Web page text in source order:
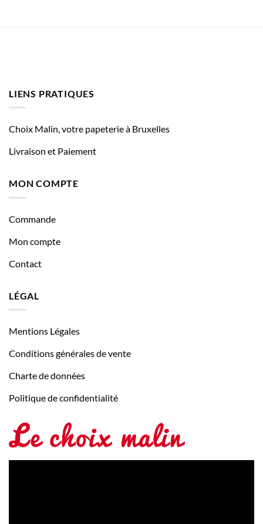
LIENS PRATIQUES
Choix Malin, votre papeterie à Bruxelles
Livraison et Paiement
MON COMPTE
Commande
Mon compte
Contact
LÉGAL
Mentions Légales
Conditions générales de vente
Charte de données
Politique de confidentialité